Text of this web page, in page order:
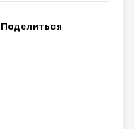
Поделиться